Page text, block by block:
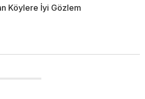
Köylere İyi Gözlem